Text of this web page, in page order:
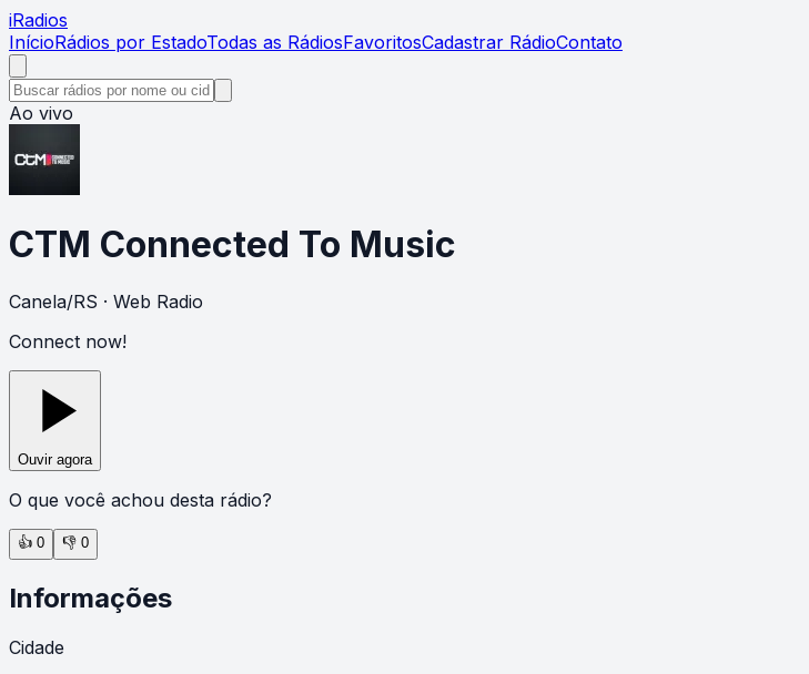
iRadios
InícioRádios por EstadoTodas as RádiosFavoritosCadastrar RádioContato
Ao vivo
CTM Connected To Music
Canela/RS · Web Radio
Connect now!
Ouvir agora
O que você achou desta rádio?
👍 0 👎 0
Informações
Cidade